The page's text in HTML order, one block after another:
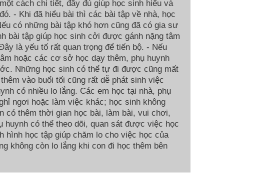
cách chi tiết, đầy đủ giúp học sinh hiểu và
- Khi đã hiểu bài thì các bài tập về nhà, học
có những bài tập khó hơn cũng đã có gia sư
bài tập giúp học sinh cởi được gánh nặng tâm
là yếu tố rất quan trọng để tiến bộ. - Nếu
hoặc các cơ sở học dạy thêm, phụ huynh
Những học sinh có thể tự đi được cũng mất
vào buổi tối cũng rất dễ phát sinh việc
có nhiều lo lắng. Các em học tại nhà, phụ
ngơi hoặc làm việc khác; học sinh không
có thêm thời gian học bài, làm bài, vui chơi,
huynh có thể theo dõi, quan sát được việc học
hình học tập giúp chăm lo cho việc học của
không còn lo lắng khi con đi học thêm bên